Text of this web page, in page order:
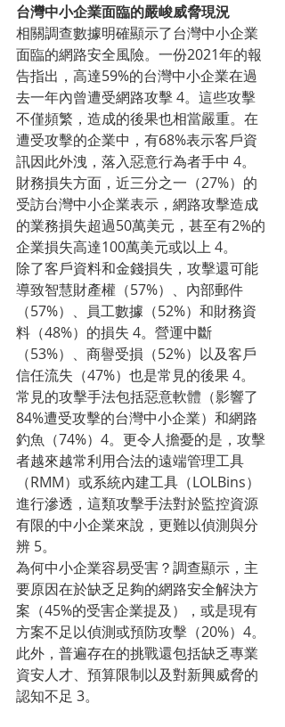
台灣中小企業面臨的嚴峻威脅現況
相關調查數據明確顯示了台灣中小企業
面臨的網路安全風險。一份2021年的報
告指出，高達59%的台灣中小企業在過
去一年內曾遭受網路攻擊 4。這些攻擊
不僅頻繁，造成的後果也相當嚴重。在
遭受攻擊的企業中，有68%表示客戶資
訊因此外洩，落入惡意行為者手中 4。
財務損失方面，近三分之一（27%）的
受訪台灣中小企業表示，網路攻擊造成
的業務損失超過50萬美元，甚至有2%的
企業損失高達100萬美元或以上 4。
除了客戶資料和金錢損失，攻擊還可能
導致智慧財產權（57%）、內部郵件
（57%）、員工數據（52%）和財務資
料（48%）的損失 4。營運中斷
（53%）、商譽受損（52%）以及客戶
信任流失（47%）也是常見的後果 4。
常見的攻擊手法包括惡意軟體（影響了
84%遭受攻擊的台灣中小企業）和網路
釣魚（74%）4。更令人擔憂的是，攻擊
者越來越常利用合法的遠端管理工具
（RMM）或系統內建工具（LOLBins）
進行滲透，這類攻擊手法對於監控資源
有限的中小企業來說，更難以偵測與分
辨 5。
為何中小企業容易受害？調查顯示，主
要原因在於缺乏足夠的網路安全解決方
案（45%的受害企業提及），或是現有
方案不足以偵測或預防攻擊（20%）4。
此外，普遍存在的挑戰還包括缺乏專業
資安人才、預算限制以及對新興威脅的
認知不足 3。